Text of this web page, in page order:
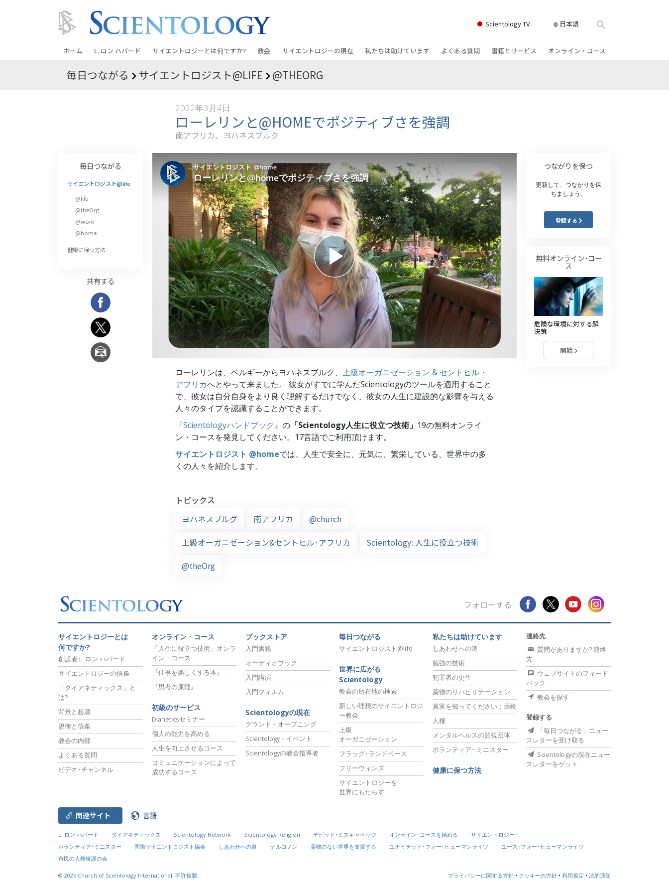
Scientology TV 日本語
ホーム L. ロン ハバード サイエントロジーとは何ですか?
信条と実践
サイエントロジストたちが語るサイエ
ントロジー
サイエントロジストに会いましょう
教会の内部
サイエントロジーの基本原理
ダイアネティックスの紹介
愛と憎しみ ―
偉大さとは何か?
教会
教会を探す
上級
オーガニゼーション
フラッグ･ランド･ベース
フリーウィンズ
サイエントロジーを
世界にもたらす
サイエントロジーの現在
グランド・オープニング
デビッド･ミスキャベッジ氏—
Scientologyの教会指導者
私たちは助けています
クリミノン
真実を知ってください：薬物
ユナイテッド･フォー･ヒューマンライ
ツ
市民の人権擁護の会
サイエントロジー･ボランティア･ミニ
スター
よくある質問
サイエントロジーの組織
書籍とサービス
一般向け講演
初級のサービス
オンライン・コース
病気やけがのためのアシスト
高潔さと正直さ
結婚
感情のトーン・スケール
薬物に対する解決策
子ども
職場のためのツール
エシックスとコンディション
調査
ターゲットとゴール
毎日つながる サイエントロジスト@LIFE @THEORG
2022年3月4日
ローレリンと@HOMEでポジティブさを強調
南アフリカ、ヨハネスブルク
ローレリンは、ベルギーからヨハネスブルク、 上級オーガニゼーション & セントヒル・
アフリカへとやって来ました。 彼女がすでに学んだScientologyのツールを適用すること
で、彼女は自分自身をより良く理解するだけでなく、彼女の人生に建設的な影響を与える
人々のタイプを認識することができます。
『Scientologyハンドブック』 の 「Scientology人生に役立つ技術」 19の無料オンライ
ン・コースを発見してください。17言語でご利用頂けます。
サイエントロジスト @homeでは、人生で安全に、元気に、繁栄している、世界中の多
くの人々を紹介します。
トピックス
ヨハネスブルグ
南アフリカ
@church
上級オーガニゼーション&セントヒル･アフリカ
Scientology: 人生に役立つ技術
@theOrg
毎日つながる
サイエントロジスト@life
@life
@theOrg
@work
@home
健康に保つ方法
共有する
つながりを保つ
更新して、つながりを保
ちましょう。
登録する
無料オンライン･コー
ス
危険な環境に対する解
決策
開始
フォローする
サイエントロジーとは
何ですか?
創設者 L. ロン ハバード
サイエントロジーの信条
「ダイアネティックス」と
は?
背景と起源
規律と信条
教会の内部
よくある質問
ビデオ･チャンネル
オンライン・コース
「人生に役立つ技術」オンラ
イン・コース
『仕事を楽しくする本』
『思考の原理』
初級のサービス
Dianeticsセミナー
個人の能力を高める
人生を向上させるコース
コミュニケーションによって
成功するコース
ブックストア
入門書籍
オーディオブック
入門講演
入門フィルム
Scientologyの現在
グランド・オープニング
Scientology・イベント
Scientologyの教会指導者
毎日つながる
サイエントロジスト@life
世界に広がる
Scientology
教会の所在地の検索
新しい理想のサイエントロジ
ー教会
上級
オーガニゼーション
フラッグ･ランドベース
フリーウィンズ
サイエントロジーを
世界にもたらす
私たちは助けています
しあわせへの道
勉強の技術
犯罪者の更生
薬物のリハビリテーション
真実を知ってください：薬物
人権
メンタルヘルスの監視団体
ボランティア･ ミニスター
健康に保つ方法
連絡先
質問がありますか? 連絡
先
ウェブサイトのフィード
バック
教会を探す
登録する
「毎日つながる」ニュー
スレターを受け取る
Scientologyの現在ニュー
スレターをゲット
関連サイト 言語
L. ロン ハバード ダイアネティックス Scientology Network Scientology Religion デビッド･ミスキャベッジ オンライン･コースを始める
サイエントロジー･
ボランティア･ミニスター
国際サイエントロジスト協会 しあわせへの道 ナルコノン 薬物のない世界を支援する ユナイテッド･フォー･ヒューマンライツ
ユース･フォー･ヒューマンライツ
市民の人権擁護の会
© 2026 Church of Scientology International. 不許複製。 プライバシーに関する方針 • クッキーの方針 • 利用規定 • 法的通知